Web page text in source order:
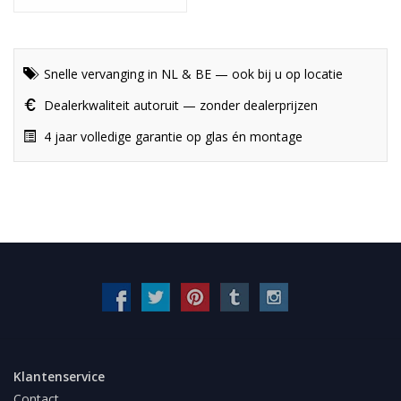
Snelle vervanging in NL & BE — ook bij u op locatie
Dealerkwaliteit autoruit — zonder dealerprijzen
4 jaar volledige garantie op glas én montage
Klantenservice